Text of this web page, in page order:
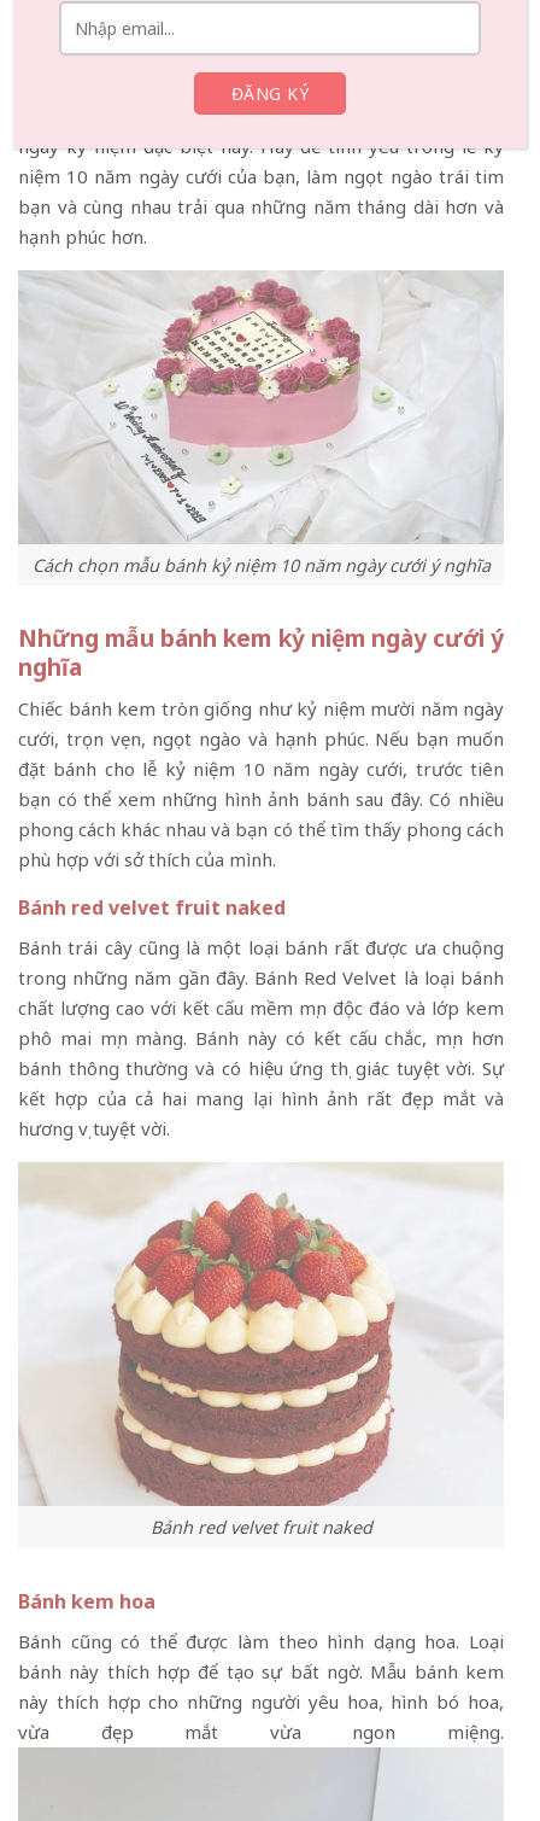
cần chú ý đến các khía cạnh như kiểu dáng, hương vị và địa
chỉ đặt bánh cũng quan trọng không kém, cần chọn địa
chỉ uy tín, chất lượng bánh đảm bảo giúp ngày kỷ niệm
trọn vẹn, bạn mới có thể thêm niềm vui và sự ấm áp cho
ngày kỷ niệm đặc biệt này. Hãy để tình yêu trong lễ kỷ
niệm 10 năm ngày cưới của bạn, làm ngọt ngào trái tim
bạn và cùng nhau trải qua những năm tháng dài hơn và
hạnh phúc hơn.
Cách chọn mẫu bánh kỷ niệm 10 năm ngày cưới ý nghĩa
Những mẫu bánh kem kỷ niệm ngày cưới ý
nghĩa
Chiếc bánh kem tròn giống như kỷ niệm mười năm ngày
cưới, trọn vẹn, ngọt ngào và hạnh phúc. Nếu bạn muốn
đặt bánh cho lễ kỷ niệm 10 năm ngày cưới, trước tiên
bạn có thể xem những hình ảnh bánh sau đây. Có nhiều
phong cách khác nhau và bạn có thể tìm thấy phong cách
phù hợp với sở thích của mình.
Bánh red velvet fruit naked
Bánh trái cây cũng là một loại bánh rất được ưa chuộng
trong những năm gần đây. Bánh Red Velvet là loại bánh
chất lượng cao với kết cấu mềm mịn độc đáo và lớp kem
phô mai mịn màng. Bánh này có kết cấu chắc, mịn hơn
bánh thông thường và có hiệu ứng thị giác tuyệt vời. Sự
kết hợp của cả hai mang lại hình ảnh rất đẹp mắt và
hương vị tuyệt vời.
Bánh red velvet fruit naked
Bánh kem hoa
Bánh cũng có thể được làm theo hình dạng hoa. Loại
bánh này thích hợp để tạo sự bất ngờ. Mẫu bánh kem
này thích hợp cho những người yêu hoa, hình bó hoa,
vừa đẹp mắt vừa ngon miệng.